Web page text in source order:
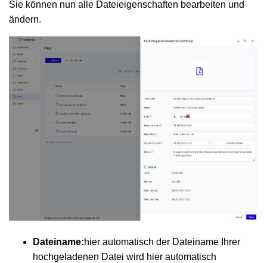
Sie können nun alle Dateieigenschaften bearbeiten und
ändern.
Dateiname:hier automatisch der Dateiname Ihrer
hochgeladenen Datei wird hier automatisch